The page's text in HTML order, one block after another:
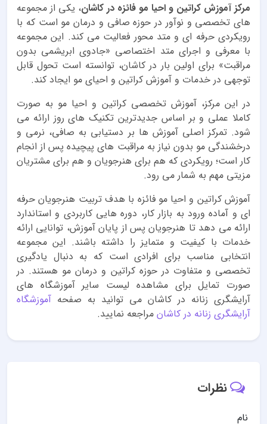
مرکز آموزش کراتین و احیا مو فائزه در کاشان، یکی از مجموعه
های تخصصی و نوآور در حوزه صافی و درمان مو است که با
رویکردی حرفه ای و متد محور فعالیت می کند. این مجموعه
با معرفی و اجرای متد اختصاصی «جادوی ابریشمی بدون
مراقبت» برای اولین بار در کاشان، توانسته است تحول قابل
توجهی در خدمات و آموزش کراتین و احیای مو ایجاد کند.
در این مرکز، آموزش تخصصی کراتین و احیا مو به صورت
کاملا عملی و بر اساس جدیدترین تکنیک های روز ارائه می
شود. تمرکز اصلی آموزش ها بر دستیابی به صافی، نرمی و
درخشندگی مو بدون نیاز به مراقبت های پیچیده پس از انجام
کار است؛ رویکردی که هم برای هنرجویان و هم برای مشتریان
مزیتی مهم به شمار می رود.
آموزش کراتین و احیا مو فائزه با هدف تربیت هنرجویان حرفه
ای و آماده ورود به بازار کار، دوره هایی کاربردی و استاندارد
ارائه می دهد تا هنرجویان پس از پایان آموزش، توانایی ارائه
خدمات با کیفیت و متمایز را داشته باشند. این مجموعه
انتخابی مناسب برای افرادی است که به دنبال یادگیری
تخصصی و متفاوت در حوزه کراتین و درمان مو هستند. در
صورت تمایل برای مشاهده لیست سایر آموزشگاه های
آرایشگری زنانه در کاشان می توانید به صفحه آموزشگاه
آرایشگری زنانه در کاشان مراجعه نمایید.
نظرات
نام